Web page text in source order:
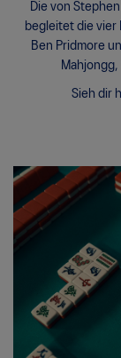
Die von
begleitet die vier
Ben Pridmore
Sieh dir